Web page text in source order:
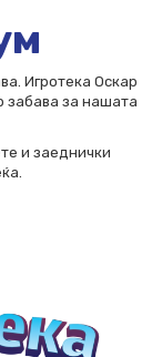
Игротека Оскар
забава за нашата
и заеднички